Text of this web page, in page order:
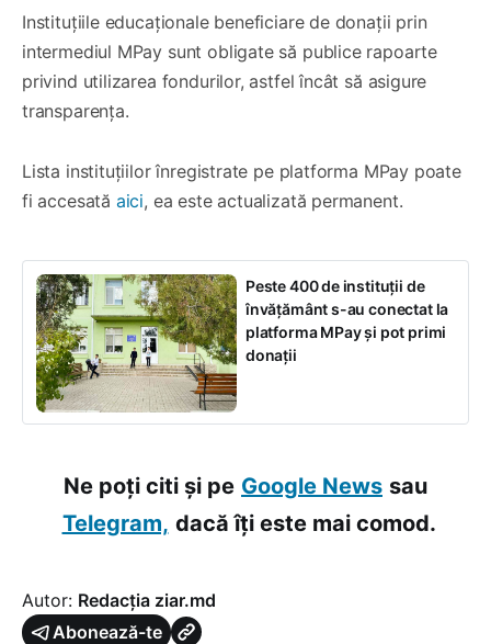
Instituțiile educaționale beneficiare de donații prin
intermediul MPay sunt obligate să publice rapoarte
privind utilizarea fondurilor, astfel încât să asigure
transparența.
Lista instituțiilor înregistrate pe platforma MPay poate
fi accesată aici, ea este actualizată permanent.
Peste 400 de instituții de
învățământ s-au conectat la
platforma MPay și pot primi
donații
Ne poți citi și pe Google News sau
Telegram, dacă îți este mai comod.
Autor: Redacția ziar.md
Abonează-te